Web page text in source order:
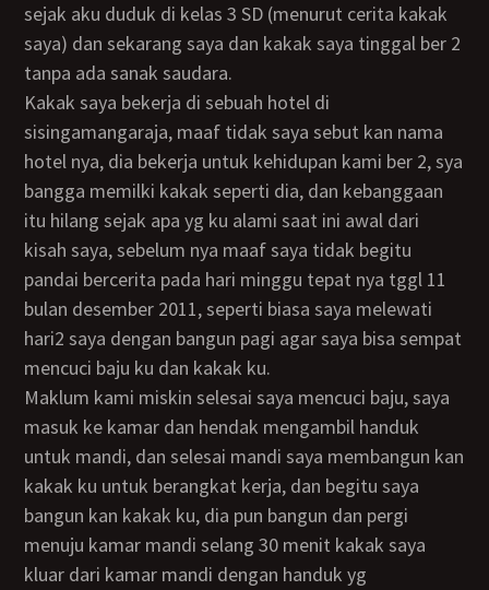
sejak aku duduk di kelas 3 SD (menurut cerita kakak
saya) dan sekarang saya dan kakak saya tinggal ber 2
tanpa ada sanak saudara.
kakak saya bekerja di sebuah hotel di
sisingamangaraja, maaf tidak saya sebut kan nama
hotel nya, dia bekerja untuk kehidupan kami ber 2, sya
bangga memilki kakak seperti dia, dan kebanggaan
itu hilang sejak apa yg ku alami saat ini awal dari
kisah saya, sebelum nya maaf saya tidak begitu
pandai bercerita pada hari minggu tepat nya tggl 11
bulan desember 2011, seperti biasa saya melewati
hari2 saya dengan bangun pagi agar saya bisa sempat
mencuci baju ku dan kakak ku.
maklum kami miskin selesai saya mencuci baju, saya
masuk ke kamar dan hendak mengambil handuk
untuk mandi, dan selesai mandi saya membangun kan
kakak ku untuk berangkat kerja, dan begitu saya
bangun kan kakak ku, dia pun bangun dan pergi
menuju kamar mandi selang 30 menit kakak saya
kluar dari kamar mandi dengan handuk yg